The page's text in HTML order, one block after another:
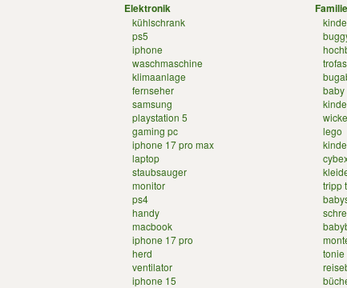
Elektronik
kühlschrank
ps5
iphone
waschmaschine
klimaanlage
fernseher
samsung
playstation 5
gaming pc
iphone 17 pro max
laptop
staubsauger
monitor
ps4
handy
macbook
iphone 17 pro
herd
ventilator
iphone 15
baby
lego
tripp
tonie